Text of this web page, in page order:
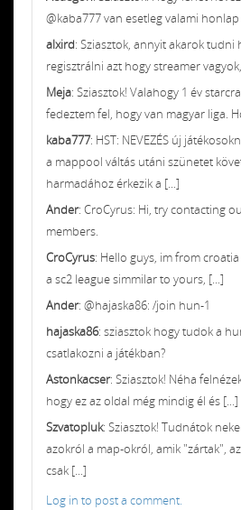
@kaba777 van esetleg valami honlap
alxird: Sziasztok, annyit akarok tudni
regisztrálni azt hogy streamer
Meja: Sziasztok! Valahogy 1 év
fedeztem fel, hogy van magyar liga.
kaba777: HST: NEVEZÉS új
a mappool váltás utáni szünetet
harmadához érkezik a [...]
Ander: CroCyrus: Hi, try contacting
members.
CroCyrus: Hello guys, im from
a sc2 league simmilar to yours, [...]
Ander: @hajaska86: /join hun-1
hajaska86: sziasztok hogy tudok a
csatlakozni a játékban?
Astonkacser: Sziasztok! Néha
hogy ez az oldal még mindig él és [...]
Szvatopluk: Sziasztok! Tudnátok
azokról a map-okról, amik "zártak",
csak [...]
Log in to post a comment.